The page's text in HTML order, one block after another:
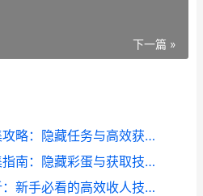
下一篇 »
逆水寒月亮贝壳全收集攻略：隐藏任务与高效获取技巧
逆水寒幽冥壁纸全收集指南：隐藏彩蛋与获取技巧
逆水寒收人动作全解析：新手必看的高效收人技巧